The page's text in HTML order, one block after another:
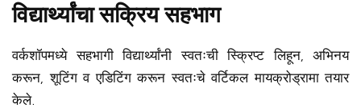
विद्यार्थ्यांचा सक्रिय सहभाग
वर्कशॉपमध्ये सहभागी विद्यार्थ्यांनी स्वतःची स्क्रिप्ट लिहून, अभिनय
करून, शूटिंग व एडिटिंग करून स्वतःचे वर्टिकल मायक्रोड्रामा तयार
केले.